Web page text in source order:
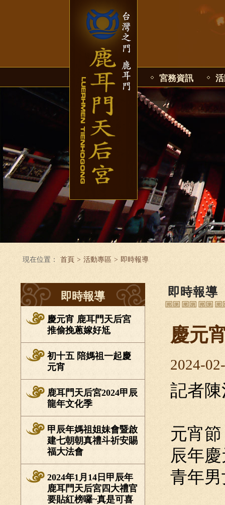
宮務資訊
現在位置： 首頁 > 活動專區 > 即時報導
即時報導
慶元宵 鹿耳門天后宮
推偷挽蔥嫁好尪
初十五 陪媽祖一起慶
元宵
鹿耳門天后宮2024甲辰
龍年文化季
甲辰年媽祖姐妹會暨啟
建七朝朝真禮斗祈安賜
福大法會
2024年1月14日甲辰年
鹿耳門天后宮四大禮官
要貼紅榜囉~真是可喜
即時報導
慶元
2024-
記者陳
元宵
辰年
青年